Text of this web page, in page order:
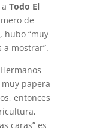
Todo El
de
hubo “muy
a mostrar”.
papera
entonces
caras” es